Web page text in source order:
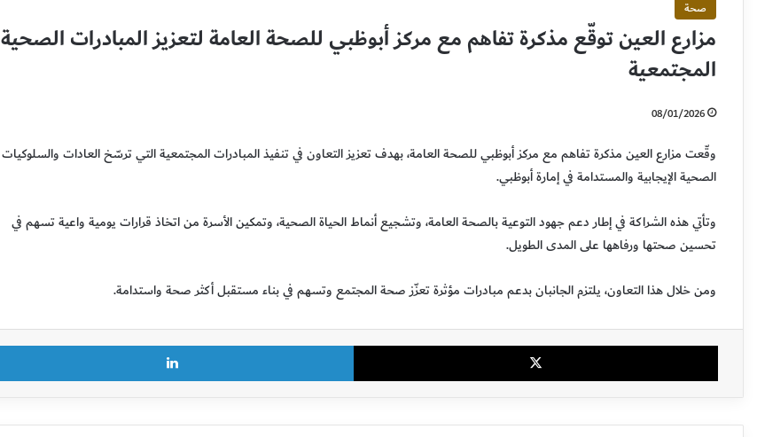
صحة
مزارع العين توقّع مذكرة تفاهم مع مركز أبوظبي للصحة العامة لتعزيز المبادرات الصحية
المجتمعية
08/01/2026
وقّعت مزارع العين مذكرة تفاهم مع مركز أبوظبي للصحة العامة، بهدف تعزيز التعاون في تنفيذ المبادرات المجتمعية التي ترسّخ العادات والسلوكيات
الصحية الإيجابية والمستدامة في إمارة أبوظبي.
وتأتي هذه الشراكة في إطار دعم جهود التوعية بالصحة العامة، وتشجيع أنماط الحياة الصحية، وتمكين الأسرة من اتخاذ قرارات يومية واعية تسهم في
تحسين صحتها ورفاهها على المدى الطويل.
ومن خلال هذا التعاون، يلتزم الجانبان بدعم مبادرات مؤثرة تعزّز صحة المجتمع وتسهم في بناء مستقبل أكثر صحة واستدامة.
X